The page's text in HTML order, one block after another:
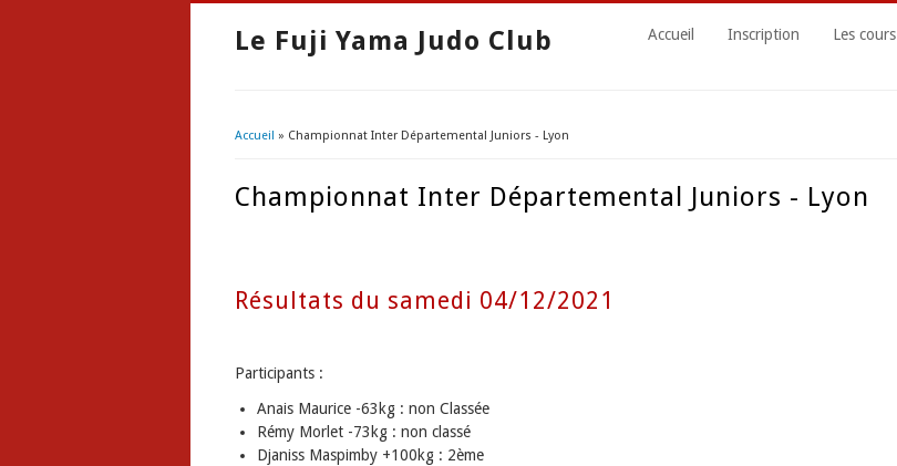
Le Fuji Yama Judo Club Accueil Inscription Les cours
Accueil » Championnat Inter Départemental Juniors - Lyon
Championnat Inter Départemental Juniors - Lyon
Résultats du samedi 04/12/2021
Participants :
Anais Maurice -63kg : non Classée
Rémy Morlet -73kg : non classé
Djaniss Maspimby +100kg : 2ème